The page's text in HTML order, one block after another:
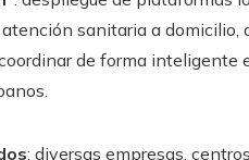
sanitaria a
de forma inteligente
: diversas empresas,